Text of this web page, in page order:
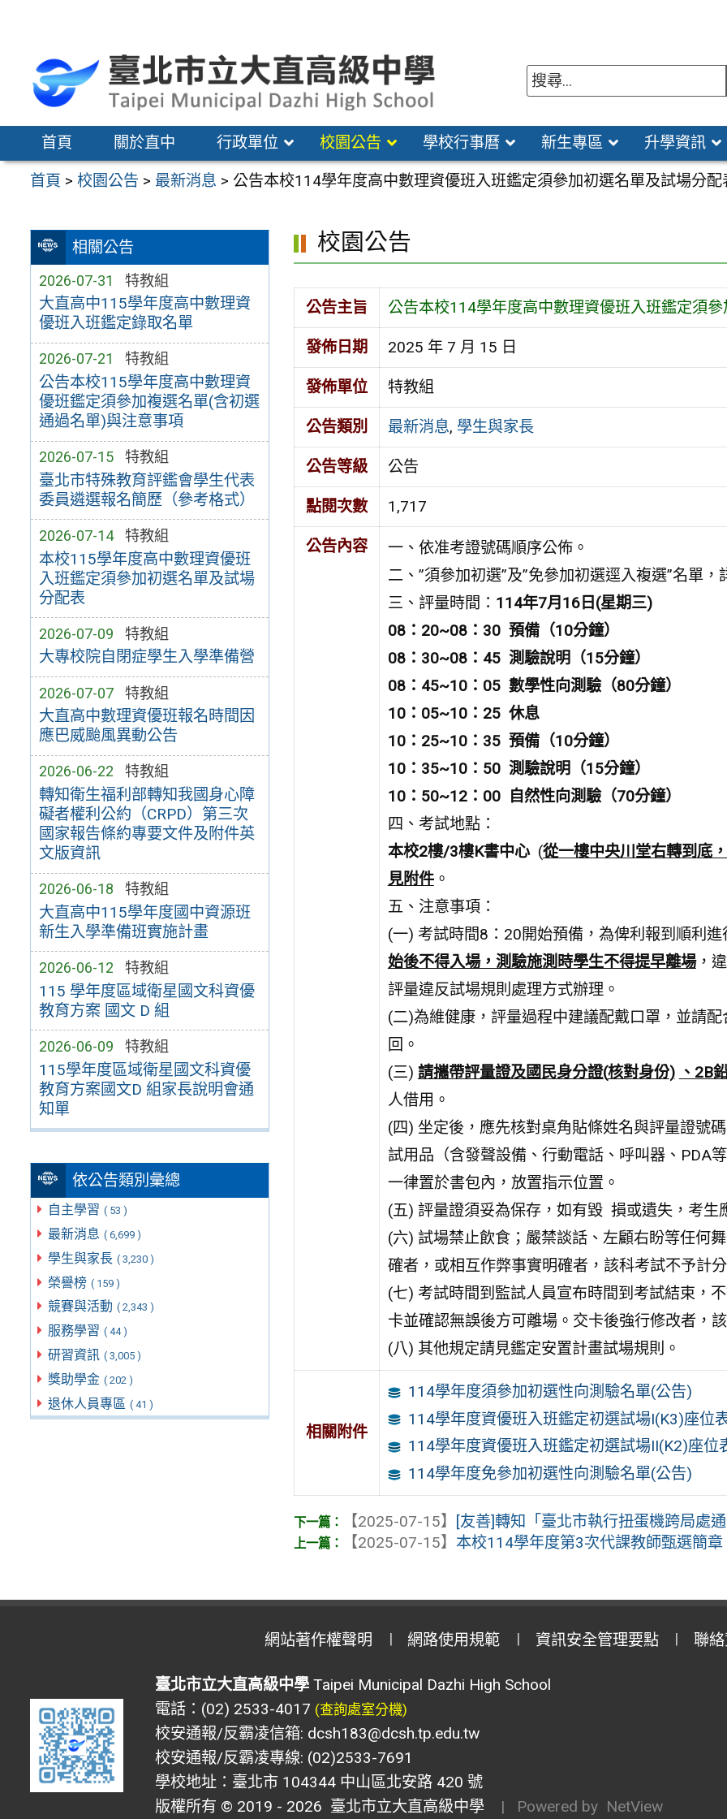
區
首頁 關於直中 行政單位 校園公告 學校行事曆 新生專區 升學資訊
首頁 >校園公告 > 最新消息 > 公告本校114學年度高中數理資優班入班鑑定須參加初選名單及試場分配
相關公告
2026-07-31 特教組
大直高中115學年度高中數理資
優班入班鑑定錄取名單
2026-07-21 特教組
公告本校115學年度高中數理資
優班鑑定須參加複選名單(含初選
通過名單)與注意事項
2026-07-15 特教組
臺北市特殊教育評鑑會學生代表
委員遴選報名簡歷（參考格式）
2026-07-14 特教組
本校115學年度高中數理資優班
入班鑑定須參加初選名單及試場
分配表
2026-07-09 特教組
大專校院自閉症學生入學準備營
2026-07-07 特教組
大直高中數理資優班報名時間因
應巴威颱風異動公告
2026-06-22 特教組
轉知衛生福利部轉知我國身心障
礙者權利公約（CRPD）第三次
國家報告條約專要文件及附件英
文版資訊
2026-06-18 特教組
大直高中115學年度國中資源班
新生入學準備班實施計畫
2026-06-12 特教組
115 學年度區域衛星國文科資優
教育方案 國文 D 組
2026-06-09 特教組
115學年度區域衛星國文科資優
教育方案國文D 組家長說明會通
知單
依公告類別彙總
自主學習 ( 53 )
最新消息 ( 6,699 )
學生與家長 ( 3,230 )
榮譽榜 ( 159 )
競賽與活動 ( 2,343 )
服務學習 ( 44 )
研習資訊 ( 3,005 )
獎助學金 ( 202 )
退休人員專區 ( 41 )
校園公告
公告主旨 公告本校114學年度高中數理資優班入班鑑定須
發佈日期 2025 年 7 月 15 日
發佈單位 特教組
公告類別 最新消息, 學生與家長
公告等級 公告
點閱次數 1,717
公告內容
一、依准考證號碼順序公佈。
二、”須參加初選”及”免參加初選逕入複選”名單，
三、評量時間： 114年7月16日(星期三)
08：20~08：30 預備（10分鐘）
08：30~08：45 測驗說明（15分鐘）
08：45~10：05 數學性向測驗（80分鐘）
10：05~10：25 休息
10：25~10：35 預備（10分鐘）
10：35~10：50 測驗說明（15分鐘）
10：50~12：00 自然性向測驗（70分鐘）
四、考試地點：
本校2樓/3樓K書中心 (從一樓中央川堂右轉到底
見附件。
五、注意事項：
(一) 考試時間8：20開始預備，為俾利報到順利進
始後不得入場，測驗施測時學生不得提早離場，
評量違反試場規則處理方式辦理。
(二)為維健康，評量過程中建議配戴口罩，並請
回。
(三) 請攜帶評量證及國民身分證(核對身份) 、2B
人借用。
(四) 坐定後，應先核對桌角貼條姓名與評量證號
試用品（含發聲設備、行動電話、呼叫器、PDA
一律置於書包內，放置指示位置。
(五) 評量證須妥為保存，如有毀 損或遺失，考生
(六) 試場禁止飲食；嚴禁談話、左顧右盼等任何
確者，或相互作弊事實明確者，該科考試不予計分
(七) 考試時間到監試人員宣布時間到考試結束，
卡並確認無誤後方可離場。交卡後強行修改者，
(八) 其他規定請見鑑定安置計畫試場規則。
相關附件
114學年度須參加初選性向測驗名單(公告)
114學年度資優班入班鑑定初選試場I(K3)座位
114學年度資優班入班鑑定初選試場II(K2)座位
114學年度免參加初選性向測驗名單(公告)
【2025-07-15】 [友善]轉知「臺北市執行扭蛋機跨局處
【2025-07-15】 本校114學年度第3次代課教師甄選簡章
網站著作權聲明 網路使用規範 資訊安全管理要點 聯
臺北市立大直高級中學Taipei Municipal Dazhi High School
電話：(02) 2533-4017 (查詢處室分機)
校安通報/反霸凌信箱: dcsh183@dcsh.tp.edu.tw
校安通報/反霸凌專線: (02)2533-7691
學校地址：臺北市 104344 中山區北安路 420 號
版權所有 © 2019 - 2026 臺北市立大直高級中學 | Powered by NetView